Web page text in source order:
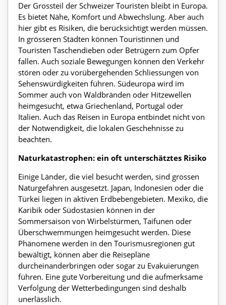
Der Grossteil der Schweizer Touristen bleibt in Europa.
Es bietet Nähe, Komfort und Abwechslung. Aber auch
hier gibt es Risiken, die berücksichtigt werden müssen.
In grösseren Städten können Touristinnen und
Touristen Taschendieben oder Betrügern zum Opfer
fallen. Auch soziale Bewegungen können den Verkehr
stören oder zu vorübergehenden Schliessungen von
Sehenswürdigkeiten führen. Südeuropa wird im
Sommer auch von Waldbränden oder Hitzewellen
heimgesucht, etwa Griechenland, Portugal oder
Italien. Auch das Reisen in Europa entbindet nicht von
der Notwendigkeit, die lokalen Geschehnisse zu
beachten.
Naturkatastrophen: ein oft unterschätztes Risiko
Einige Länder, die viel besucht werden, sind grossen
Naturgefahren ausgesetzt. Japan, Indonesien oder die
Türkei liegen in aktiven Erdbebengebieten. Mexiko, die
Karibik oder Südostasien können in der
Sommersaison von Wirbelstürmen, Taifunen oder
Überschwemmungen heimgesucht werden. Diese
Phänomene werden in den Tourismusregionen gut
bewältigt, können aber die Reisepläne
durcheinanderbringen oder sogar zu Evakuierungen
führen. Eine gute Vorbereitung und die aufmerksame
Verfolgung der Wetterbedingungen sind deshalb
unerlässlich.